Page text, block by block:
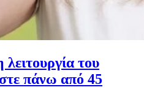
του
πάνω από 45